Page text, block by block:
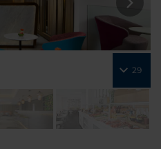
29